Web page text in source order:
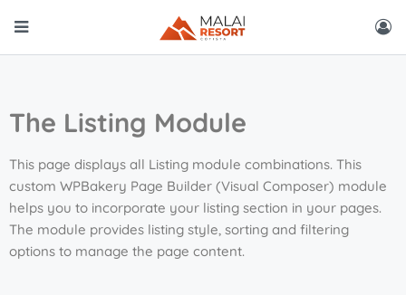
The Listing Module
This page displays all Listing module combinations. This
custom WPBakery Page Builder (Visual Composer) module
helps you to incorporate your listing section in your pages.
The module provides listing style, sorting and filtering
options to manage the page content.